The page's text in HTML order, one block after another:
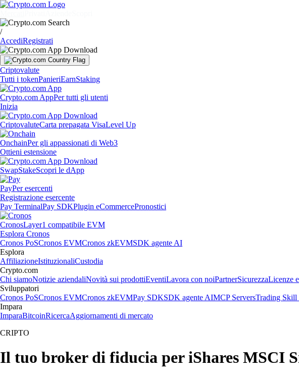
/
AccediRegistrati
Criptovalute
Tutti i tokenPanieriEarnStaking
Crypto.com AppPer tutti gli utenti
Inizia
CriptovaluteCarta prepagata VisaLevel Up
OnchainPer gli appassionati di Web3
Ottieni estensione
SwapStakeScopri le dApp
PayPer esercenti
Registrazione esercente
Pay TerminalPay SDKPlugin eCommercePronostici
CronosLayer1 compatibile EVM
Esplora Cronos
Cronos PoSCronos EVMCronos zkEVMSDK agente AI
Esplora
AffiliazioneIstituzionaliCustodia
Crypto.com
Chi siamoNotizie aziendaliNovità sui prodottiEventiLavora con noiPartnerSicurezzaLicenze
Sviluppatori
Cronos PoSCronos EVMCronos zkEVMPay SDKSDK agente AIMCP ServersTrading Skill
Impara
ImparaBitcoinRicercaAggiornamenti di mercato
CRIPTO
Il tuo broker di fiducia per iShares MSCI